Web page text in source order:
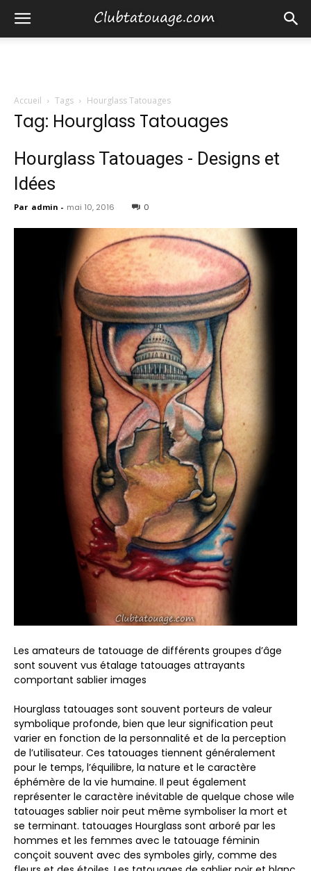
Accueil Tags Hourglass Tatouages
Tag: Hourglass Tatouages
Hourglass Tatouages ​​- Designs et
Idées
Par admin - mai 10, 2016 0
Les amateurs de tatouage de différents groupes d’âge
sont souvent vus étalage tatouages attrayants
comportant sablier images
Hourglass tatouages sont souvent porteurs de valeur
symbolique profonde, bien que leur signification peut
varier en fonction de la personnalité et de la perception
de l’utilisateur. Ces tatouages tiennent généralement
pour le temps, l’équilibre, la nature et le caractère
éphémère de la vie humaine. Il peut également
représenter le caractère inévitable de quelque chose wile
tatouages sablier noir peut même symboliser la mort et
se terminant. tatouages Hourglass sont arboré par les
hommes et les femmes avec le tatouage féminin
conçoit souvent avec des symboles girly, comme des